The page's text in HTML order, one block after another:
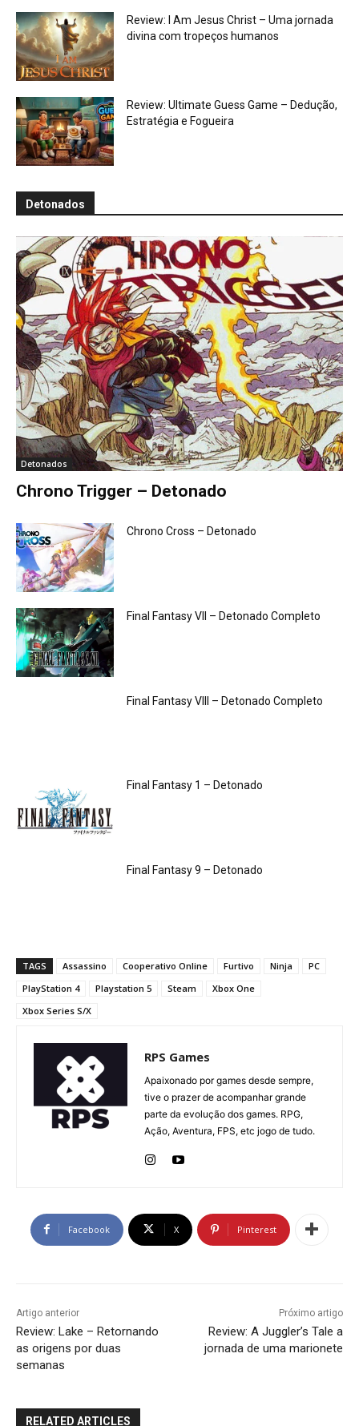
Review: I Am Jesus Christ – Uma jornada
divina com tropeços humanos
Review: Ultimate Guess Game – Dedução,
Estratégia e Fogueira
Detonados
Detonados
Chrono Trigger – Detonado
Chrono Cross – Detonado
Final Fantasy VII – Detonado Completo
Final Fantasy VIII – Detonado Completo
Final Fantasy 1 – Detonado
Final Fantasy 9 – Detonado
TAGS Assassino Cooperativo Online Furtivo Ninja
PC
PlayStation 4
Playstation 5 Steam
Xbox One
Xbox Series S/X
RPS Games
Apaixonado por games desde sempre,
tive o prazer de acompanhar grande
parte da evolução dos games. RPG,
Ação, Aventura, FPS, etc jogo de tudo.
Facebook X Pinterest
Artigo anterior
Review: Lake – Retornando
as origens por duas
semanas
Próximo artigo
Review: A Juggler’s Tale a
jornada de uma marionete
RELATED ARTICLES